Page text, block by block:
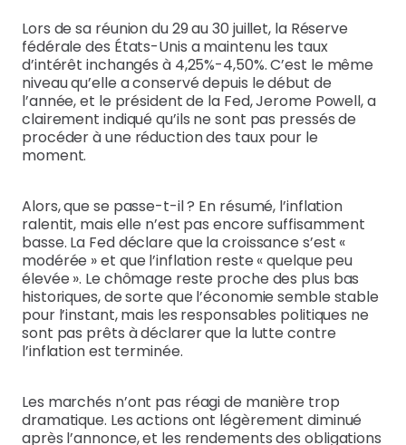
Lors de sa réunion du 29 au 30 juillet, la Réserve
fédérale des États-Unis a maintenu les taux
d’intérêt inchangés à 4,25%-4,50%. C’est le même
niveau qu’elle a conservé depuis le début de
l’année, et le président de la Fed, Jerome Powell, a
clairement indiqué qu’ils ne sont pas pressés de
procéder à une réduction des taux pour le
moment.
Alors, que se passe-t-il ? En résumé, l’inflation
ralentit, mais elle n’est pas encore suffisamment
basse. La Fed déclare que la croissance s’est «
modérée » et que l’inflation reste « quelque peu
élevée ». Le chômage reste proche des plus bas
historiques, de sorte que l’économie semble stable
pour l’instant, mais les responsables politiques ne
sont pas prêts à déclarer que la lutte contre
l’inflation est terminée.
Les marchés n’ont pas réagi de manière trop
dramatique. Les actions ont légèrement diminué
après l’annonce, et les rendements des obligations